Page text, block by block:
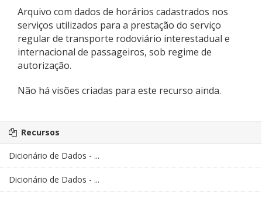
Arquivo com dados de horários cadastrados nos
serviços utilizados para a prestação do serviço
regular de transporte rodoviário interestadual e
internacional de passageiros, sob regime de
autorização.
Não há visões criadas para este recurso ainda.
Recursos
Dicionário de Dados - ...
Dicionário de Dados - ...